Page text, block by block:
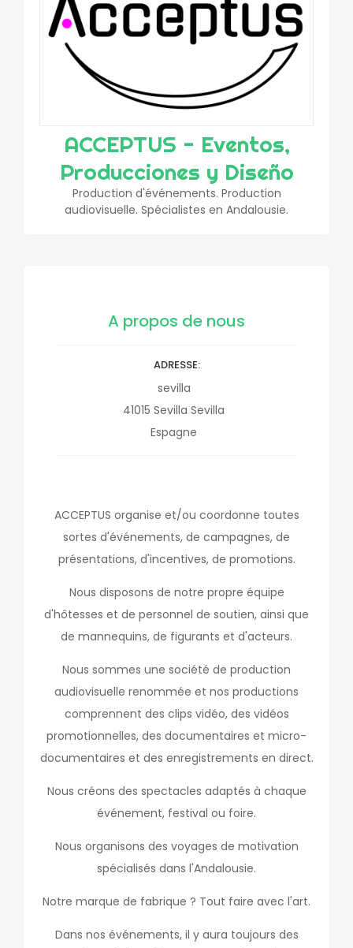
ACCEPTUS - Eventos,
Producciones y Diseño
Production d'événements. Production
audiovisuelle. Spécialistes en Andalousie.
A propos de nous
ADRESSE
sevilla
41015 Sevilla Sevilla
Espagne
ACCEPTUS organise et/ou coordonne toutes
sortes d'événements, de campagnes, de
présentations, d'incentives, de promotions.
Nous disposons de notre propre équipe
d'hôtesses et de personnel de soutien, ainsi que
de mannequins, de figurants et d'acteurs.
Nous sommes une société de production
audiovisuelle renommée et nos productions
comprennent des clips vidéo, des vidéos
promotionnelles, des documentaires et micro-
documentaires et des enregistrements en direct.
Nous créons des spectacles adaptés à chaque
événement, festival ou foire.
Nous organisons des voyages de motivation
spécialisés dans l'Andalousie.
Notre marque de fabrique ? Tout faire avec l'art.
Dans nos événements, il y aura toujours des